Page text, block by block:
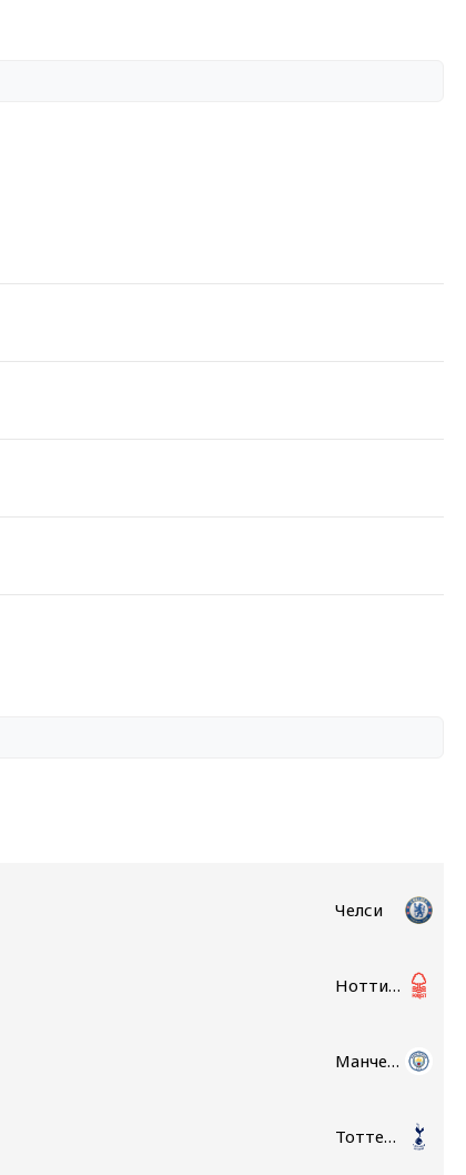
Челси
Ноттингем Форест
Манчестер Сити
Тоттенхэм